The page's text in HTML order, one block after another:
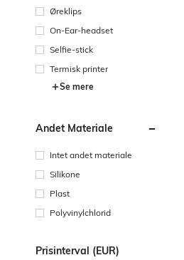
Øreklips
On-Ear-headset
Selfie-stick
Termisk printer
Se mere
Andet Materiale
Intet andet materiale
Silikone
Plast
Polyvinylchlorid
Prisinterval (EUR)